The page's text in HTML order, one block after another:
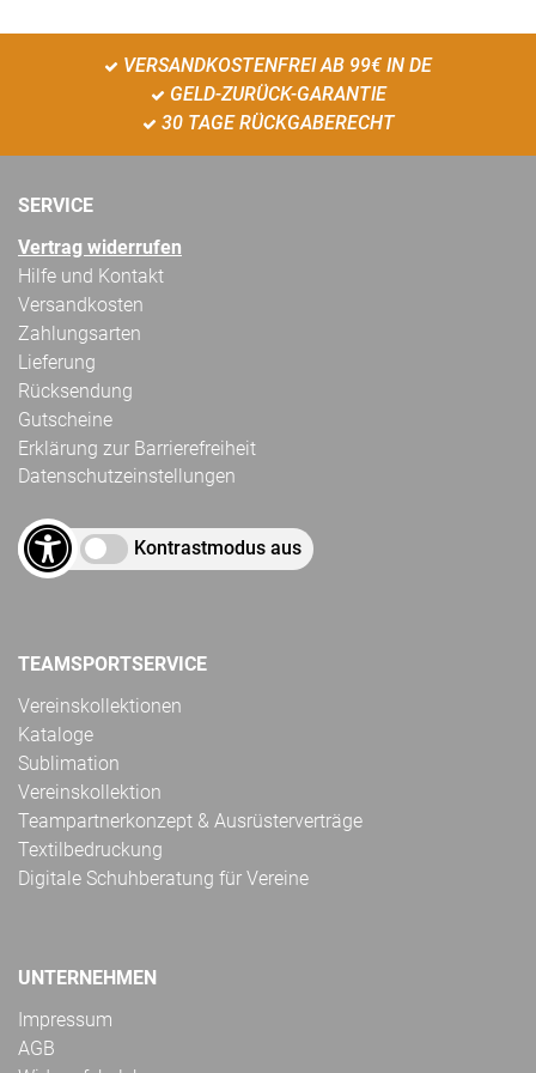
VERSANDKOSTENFREI AB 99€ IN DE
GELD-ZURÜCK-GARANTIE
30 TAGE RÜCKGABERECHT
SERVICE
Vertrag widerrufen
Hilfe und Kontakt
Versandkosten
Zahlungsarten
Lieferung
Rücksendung
Gutscheine
Erklärung zur Barrierefreiheit
Datenschutzeinstellungen
Kontrastmodus aus
TEAMSPORTSERVICE
Vereinskollektionen
Kataloge
Sublimation
Vereinskollektion
Teampartnerkonzept & Ausrüsterverträge
Textilbedruckung
Digitale Schuhberatung für Vereine
UNTERNEHMEN
Impressum
AGB